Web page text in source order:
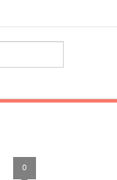
0